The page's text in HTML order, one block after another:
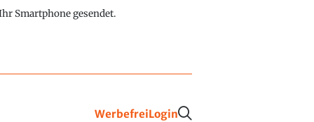
Smartphone gesendet.
WerbefreiLogin